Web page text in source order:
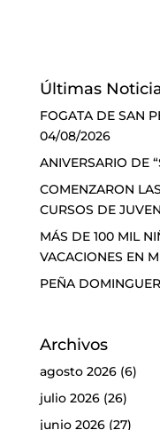
Últimas
FOGATA DE SAN
04/08/2026
ANIVERSARIO DE
COMENZARON
CURSOS DE
MÁS DE 100 MIL
VACACIONES EN
PEÑA
Archivos
agosto 2026(6)
julio 2026(26)
junio 2026(27)